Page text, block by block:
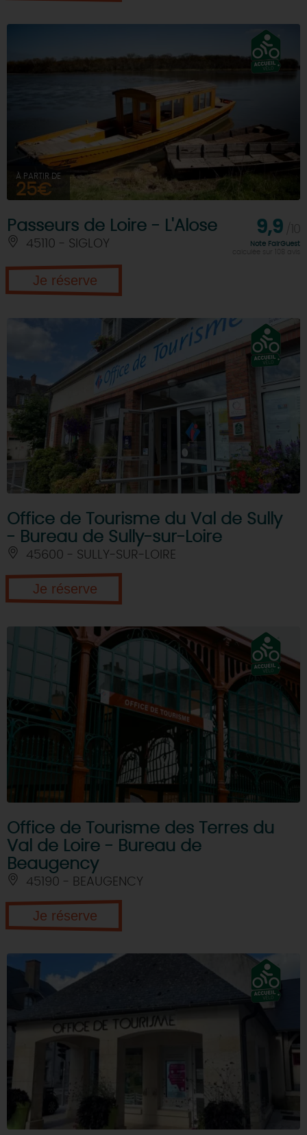
À PARTIR DE
25€
Passeurs de Loire - L'Alose
45110 - SIGLOY
9,9
Note FairGuest
Je réserve
Office de Tourisme du Val de Sully
- Bureau de Sully-sur-Loire
45600 - SULLY-SUR-LOIRE
Je réserve
Office de Tourisme des Terres du
Val de Loire - Bureau de
Beaugency
45190 - BEAUGENCY
Je réserve